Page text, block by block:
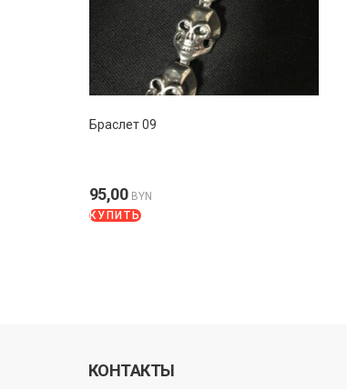
Браслет 09
95,00 BYN
КУПИТЬ
КОНТАКТЫ